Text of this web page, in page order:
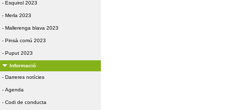
- Esquirol 2023
- Merla 2023
- Mallerenga blava 2023
- Pinsà comú 2023
- Puput 2023
Informació
- Darreres notícies
- Agenda
- Codi de conducta